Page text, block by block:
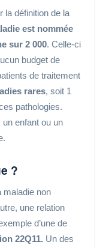
la définition de la
est nommée
sur 2 000. Celle-ci
budget de
de traitement
rares, soit 1
pathologies.
enfant ou un
?
maladie non
une relation
d’une de
22Q11. Un des